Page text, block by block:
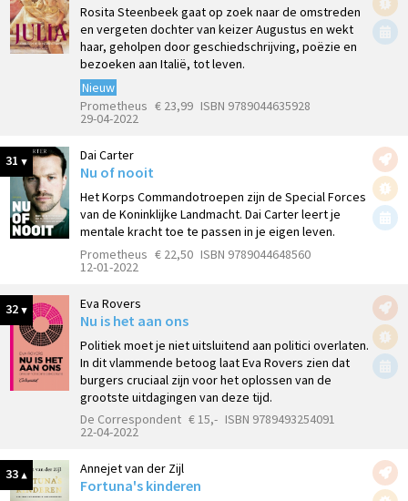
Rosita Steenbeek gaat op zoek naar de omstreden
en vergeten dochter van keizer Augustus en wekt
haar, geholpen door geschiedschrijving, poëzie en
bezoeken aan Italië, tot leven.
Nieuw
Prometheus € 23,99 ISBN 9789044635928
29-04-2022
31 Dai Carter
Nu of nooit
Het Korps Commandotroepen zijn de Special Forces
van de Koninklijke Landmacht. Dai Carter leert je
mentale kracht toe te passen in je eigen leven.
Prometheus € 22,50 ISBN 9789044648560
12-01-2022
32 Eva Rovers
Nu is het aan ons
Politiek moet je niet uitsluitend aan politici overlaten.
In dit vlammende betoog laat Eva Rovers zien dat
burgers cruciaal zijn voor het oplossen van de
grootste uitdagingen van deze tijd.
De Correspondent € 15,- ISBN 9789493254091
22-04-2022
33 Annejet van der Zijl
Fortuna's kinderen